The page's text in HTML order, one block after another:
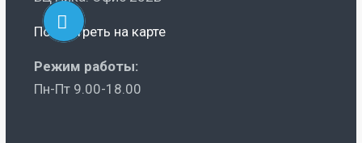
Посмотреть на карте
Режим работы:
Пн-Пт 9.00-18.00